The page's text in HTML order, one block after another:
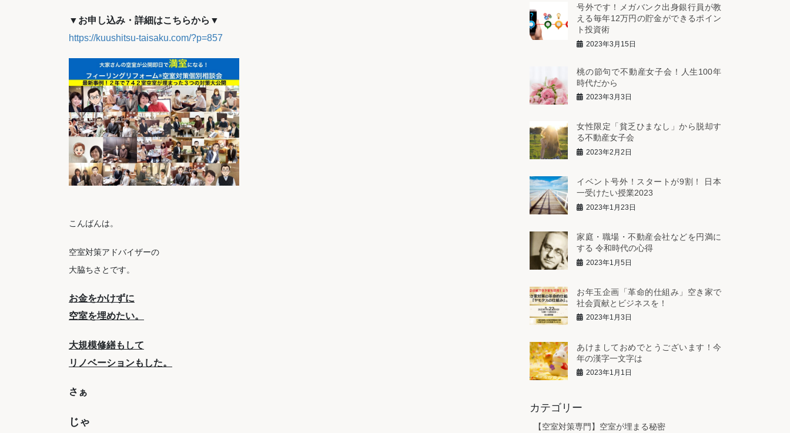
▼お申し込み・詳細はこちらから▼
https://kuushitsu-taisaku.com/?p=857
こんばんは。
空室対策アドバイザーの
大脇ちさとです。
お金をかけずに
空室を埋めたい。
大規模修繕もして
リノベーションもした。
さぁ
じゃ
号外です！メガバンク出身銀行員が教
える毎年12万円の貯金ができるポイン
ト投資術
2023年3月15日
桃の節句で不動産女子会！人生100年
時代だから
2023年3月3日
女性限定「貧乏ひまなし」から脱却す
る不動産女子会
2023年2月2日
イベント号外！スタートが9割！ 日本
一受けたい授業2023
2023年1月23日
家庭・職場・不動産会社などを円満に
する 令和時代の心得
2023年1月5日
お年玉企画「革命的仕組み」空き家で
社会貢献とビジネスを！
2023年1月3日
あけましておめでとうございます！今
年の漢字一文字は
2023年1月1日
カテゴリー
【空室対策専門】空室が埋まる秘密